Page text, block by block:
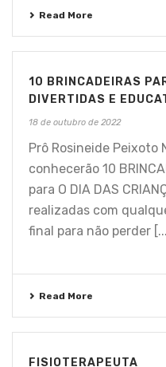
Read More
10 BRINCADEIRAS
DIVERTIDAS E
18 de outubro de 2022
Prô Rosineide Peixoto
conhecerão 10
para O DIA DAS
realizadas com
final para não perder
Read More
FISIOTERAPEUTA